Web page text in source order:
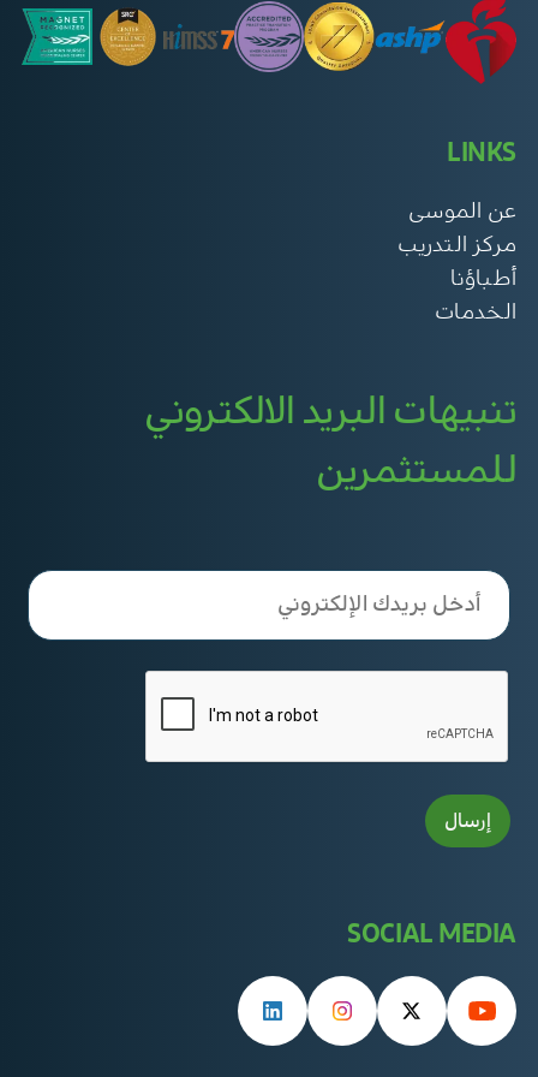
LINKS
عن الموسى
مركز التدريب
أطباؤنا
الخدمات
تنبيهات البريد الالكتروني
للمستثمرين
SOCIAL MEDIA